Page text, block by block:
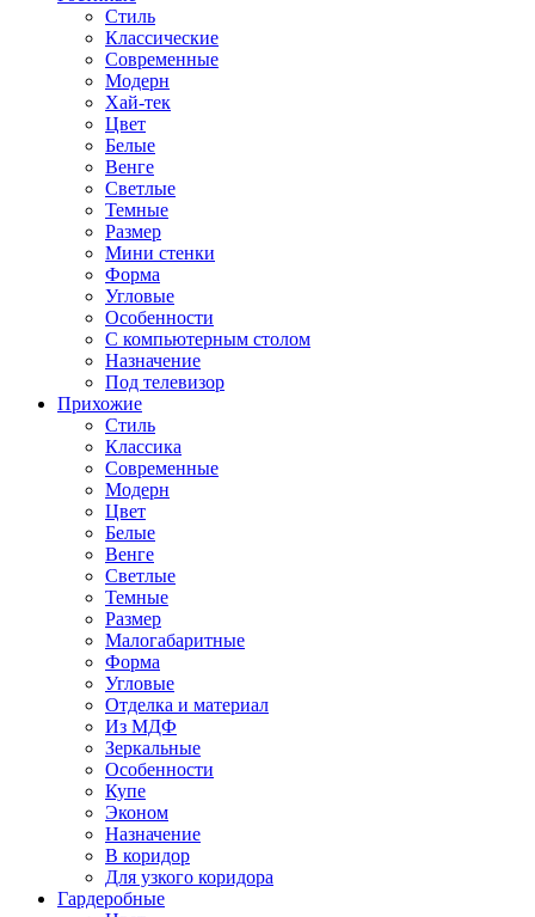
Стиль
Классические
Современные
Модерн
Хай-тек
Цвет
Белые
Венге
Светлые
Темные
Размер
Мини стенки
Форма
Угловые
Особенности
С компьютерным столом
Назначение
Под телевизор
Прихожие
Стиль
Классика
Современные
Модерн
Цвет
Белые
Венге
Светлые
Темные
Размер
Малогабаритные
Форма
Угловые
Отделка и материал
Из МДФ
Зеркальные
Особенности
Купе
Эконом
Назначение
В коридор
Для узкого коридора
Гардеробные